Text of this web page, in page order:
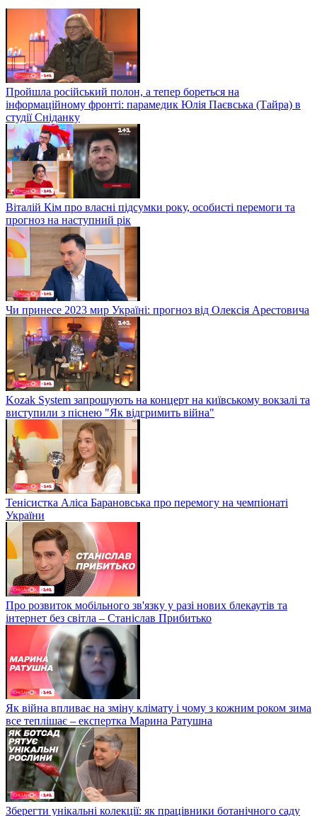
Пройшла російський полон, а тепер бореться на
інформаційному фронті: парамедик Юлія Паєвська (Тайра) в
студії Сніданку
Віталій Кім про власні підсумки року, особисті перемоги та
прогноз на наступний рік
Чи принесе 2023 мир Україні: прогноз від Олексія Арестовича
Kozak System запрошують на концерт на київському вокзалі та
виступили з піснею "Як відгримить війна"
Тенісистка Аліса Барановська про перемогу на чемпіонаті
України
Про розвиток мобільного зв'язку у разі нових блекаутів та
інтернет без світла – Станіслав Прибитько
Як війна впливає на зміну клімату і чому з кожним роком зима
все теплішає – експертка Марина Ратушна
Зберегти унікальні колекції: як працівники ботанічного саду